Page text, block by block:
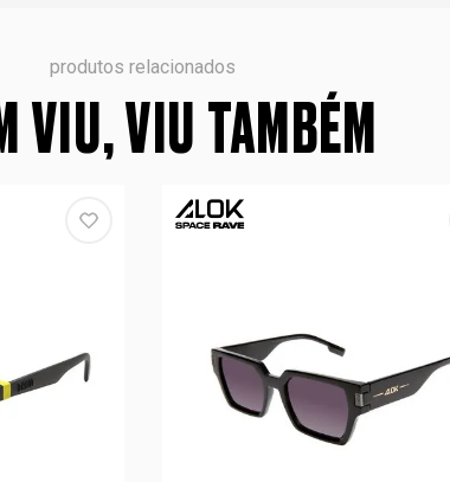
produtos relacionados
VIU, VIU TAMBÉM